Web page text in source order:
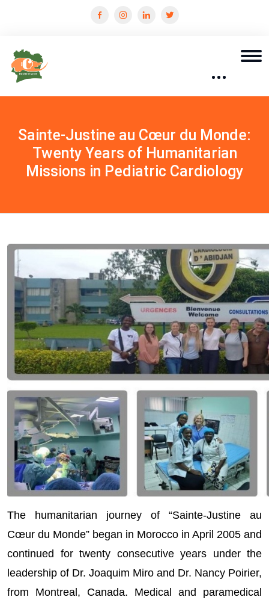
Sainte-Justine au Cœur du Monde:
Twenty Years of Humanitarian
Missions in Pediatric Cardiology
The humanitarian journey of “Sainte-Justine au
Cœur du Monde” began in Morocco in April 2005 and
continued for twenty consecutive years under the
leadership of Dr. Joaquim Miro and Dr. Nancy Poirier,
from Montreal, Canada. Medical and paramedical